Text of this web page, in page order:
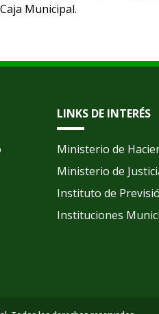
Municipal.
LINKS DE INTERÉS
Ministerio de
Ministerio de
Instituto de
Instituciones